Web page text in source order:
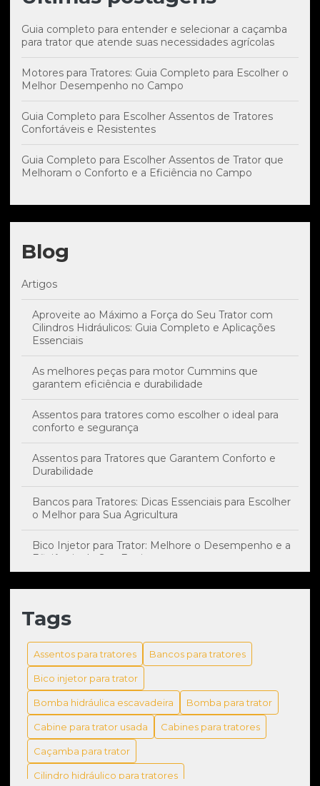
Guia completo para entender e selecionar a caçamba
para trator que atende suas necessidades agrícolas
Motores para Tratores: Guia Completo para Escolher o
Melhor Desempenho no Campo
Guia Completo para Escolher Assentos de Tratores
Confortáveis e Resistentes
Guia Completo para Escolher Assentos de Trator que
Melhoram o Conforto e a Eficiência no Campo
Blog
Artigos
Aproveite ao Máximo a Força do Seu Trator com
Cilindros Hidráulicos: Guia Completo e Aplicações
Essenciais
As melhores peças para motor Cummins que
garantem eficiência e durabilidade
Assentos para tratores como escolher o ideal para
conforto e segurança
Assentos para Tratores que Garantem Conforto e
Durabilidade
Bancos para Tratores: Dicas Essenciais para Escolher
o Melhor para Sua Agricultura
Bico Injetor para Trator: Melhore o Desempenho e a
Eficiência do Seu Equipamento
Bico Injetor: Impacto Essencial no Desempenho e
Bomba hidráulica escavadeira: como escolher a
melhor para sua máquina
Bomba hidráulica escavadeira: tudo que você precisa
saber
Bomba para Trator: Guia Completo para Escolher a
Melhor Opção para Agricultura
Bomba para Trator: Guia para Escolher a Opção Ideal
para Suas Necessidades
Tags
Assentos para tratores Bancos para tratores
Bico injetor para trator
Bomba hidráulica escavadeira Bomba para trator
Cabine para trator usada Cabines para tratores
Caçamba para trator
Cilindro hidráulico para tratores